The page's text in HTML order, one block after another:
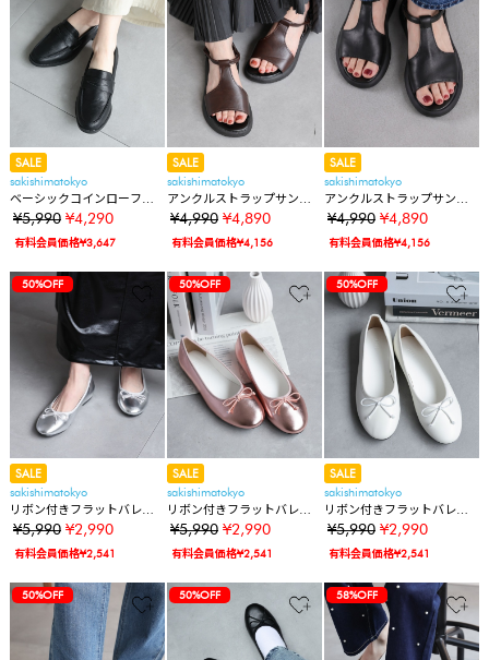
SALE
sakishimatokyo
ベーシックコインローファ
ー/軽量/合皮
¥5,990 ¥4,290
有料会員価格¥3,647
SALE
sakishimatokyo
アンクルストラップサンダ
ル/軽量
¥4,990 ¥4,890
有料会員価格¥4,156
SALE
sakishimatokyo
アンクルストラップサンダ
ル/軽量
¥4,990 ¥4,890
有料会員価格¥4,156
50%OFF
SALE
sakishimatokyo
リボン付きフラットバレエ
シューズ/バレエコアスタイ
¥5,990 ¥2,990
有料会員価格¥2,541
50%OFF
SALE
sakishimatokyo
リボン付きフラットバレエ
シューズ/バレエコアスタイ
¥5,990 ¥2,990
有料会員価格¥2,541
50%OFF
SALE
sakishimatokyo
リボン付きフラットバレエ
シューズ/バレエコアスタイ
¥5,990 ¥2,990
有料会員価格¥2,541
50%OFF 50%OFF 58%OFF